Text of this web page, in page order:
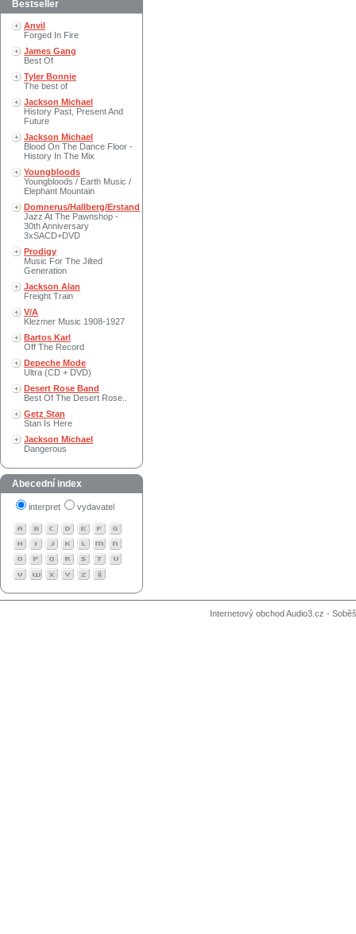
Bestseller
Anvil
Forged In Fire
James Gang
Best Of
Tyler Bonnie
The best of
Jackson Michael
History Past, Present And
Future
Jackson Michael
Blood On The Dance Floor -
History In The Mix
Youngbloods
Youngbloods / Earth Music /
Elephant Mountain
Domnerus/Hallberg/Erstand
Jazz At The Pawnshop -
30th Anniversary
3xSACD+DVD
Prodigy
Music For The Jilted
Generation
Jackson Alan
Freight Train
V/A
Klezmer Music 1908-1927
Bartos Karl
Off The Record
Depeche Mode
Ultra (CD + DVD)
Desert Rose Band
Best Of The Desert Rose..
Getz Stan
Stan Is Here
Jackson Michael
Dangerous
Abecední index
interpret vydavatel
Internetový obchod Audio3.cz -